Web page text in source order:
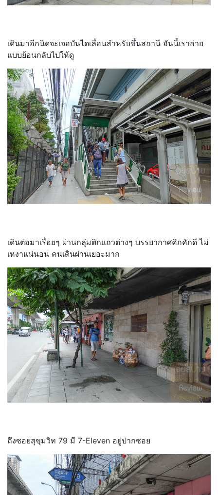
เดินมาอีกนิดจะเจอบันไดเลื่อนสำหรับขึ้นสถานี อันนี้เราถ่าย
แบบย้อนกลับไปให้ดู
เดินต่อมาเรื่อยๆ ผ่านกลุ่มตึกแถวต่างๆ บรรยากาศคึกคักดี ไม่
เหงาแน่นอน คนเดินผ่านเยอะมาก
ถึงซอยสุขุมวิท 79 มี 7-Eleven อยู่ปากซอย